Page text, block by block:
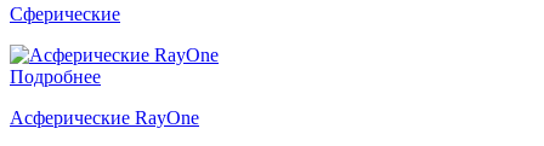
Сферические
Подробнее
Асферические RayOne